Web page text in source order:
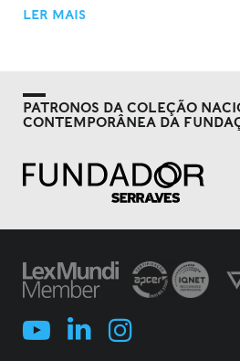
LER MAIS
PATRONOS DA COLEÇÃO
CONTEMPORÂNEA DA